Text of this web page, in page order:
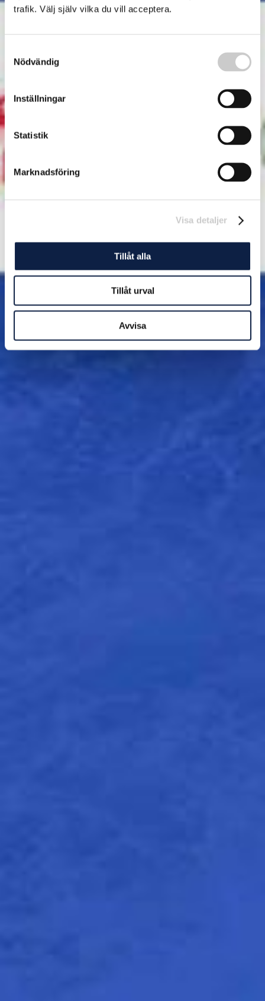
trafik. Välj själv vilka du vill acceptera.
Nödvändig
Inställningar
Statistik
Marknadsföring
Visa detaljer
Tillåt alla
Tillåt urval
Avvisa